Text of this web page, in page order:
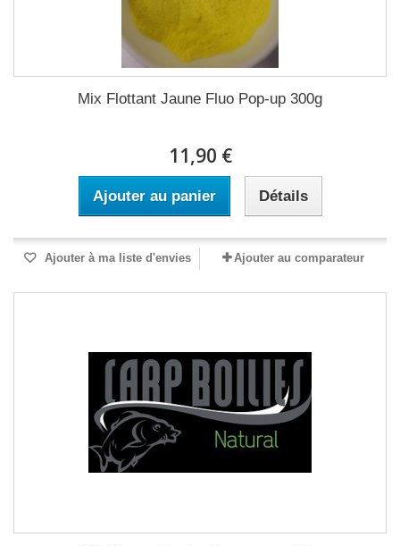
Mix Flottant Jaune Fluo Pop-up 300g
11,90 €
Ajouter au panier Détails
Ajouter à ma liste d'envies Ajouter au comparateur